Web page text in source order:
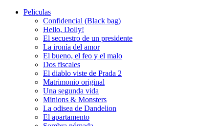
Peliculas
Confidencial (Black bag)
Hello, Dolly!
El secuestro de un presidente
La ironía del amor
El bueno, el feo y el malo
Dos fiscales
El diablo viste de Prada 2
Matrimonio original
Una segunda vida
Minions & Monsters
La odisea de Dandelion
El apartamento